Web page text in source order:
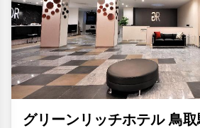
グリーンリッチホテル 鳥